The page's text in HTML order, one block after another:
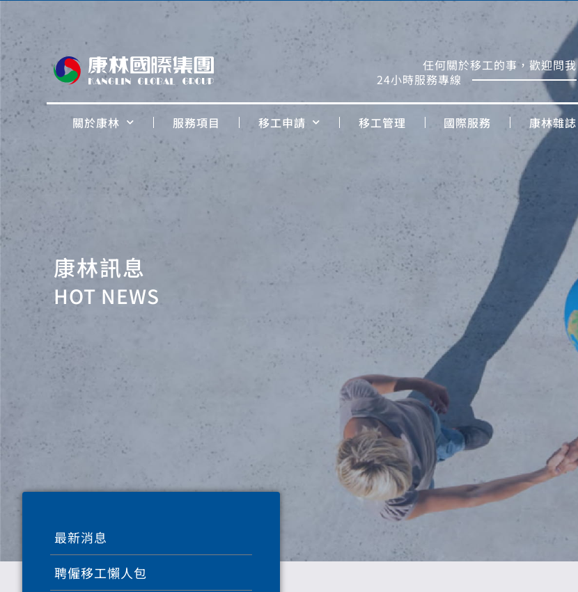
任何關於移工的事，歡迎問我
24小時服務專線
關於康林 服務項目 移工申請 移工管理 國際服務 康林雜誌
康林訊息
HOT NEWS
最新消息
聘僱移工懶人包